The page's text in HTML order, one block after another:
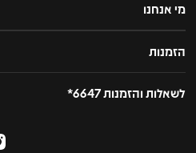
מי אנחנו
הזמנות
לשאלות והזמנות 6647*